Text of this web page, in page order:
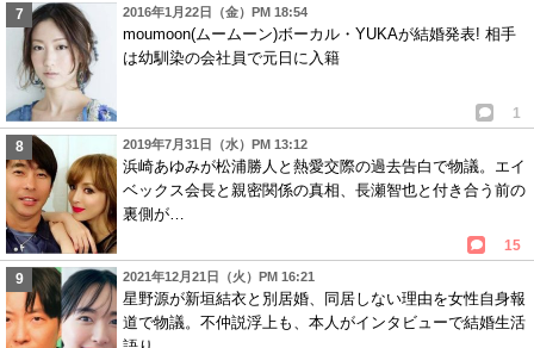
2016年1月22日（金）PM 18:54
moumoon(ムームーン)ボーカル・YUKAが結婚発表! 相手
は幼馴染の会社員で元日に入籍
1
2019年7月31日（水）PM 13:12
浜崎あゆみが松浦勝人と熱愛交際の過去告白で物議。エイ
ベックス会長と親密関係の真相、長瀬智也と付き合う前の
裏側が…
15
2021年12月21日（火）PM 16:21
星野源が新垣結衣と別居婚、同居しない理由を女性自身報
道で物議。不仲説浮上も、本人がインタビューで結婚生活